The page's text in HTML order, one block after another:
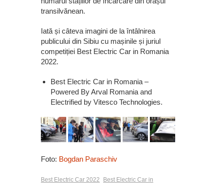
transilvănean.
Iată și câteva imagini de la întâlnirea
publicului din Sibiu cu mașinile și juriul
competiției Best Electric Car in Romania
2022.
Best Electric Car in Romania –
Powered ByArval Romania and
Electrified by Vitesco Technologies.
Foto: Bogdan Paraschiv
Best Electric Car 2022
Best Electric Car in